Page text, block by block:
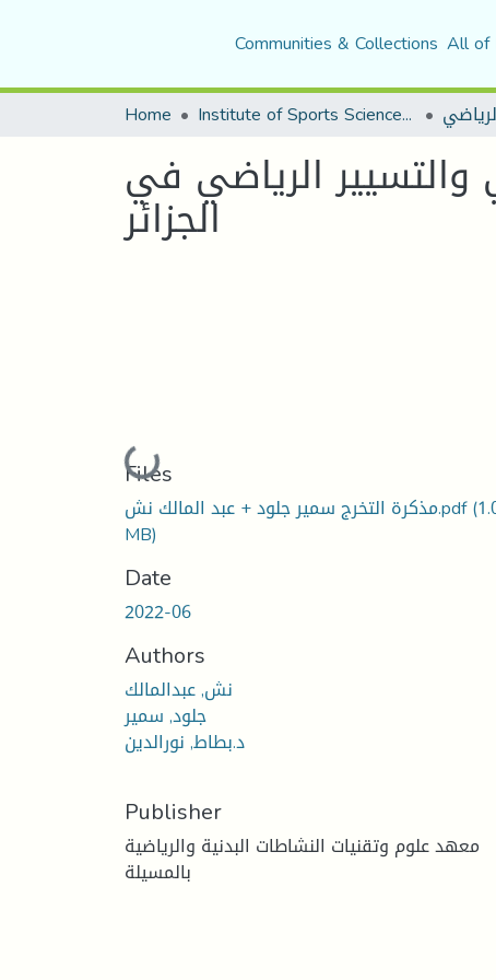
Communities & Collections All of
Home Institute of Sports Sciences and Techniques
والتسيير الرياضي في
الجزائر
Loading...
Files
مذكرة التخرج سمير جلود + عبد المالك نش.pdf
MB)
Date
2022-06
Authors
نش, عبدالمالك
جلود, سمير
د.بطاط, نورالدين
Publisher
معهد علوم وتقنيات النشاطات البدنية والرياضية
بالمسيلة